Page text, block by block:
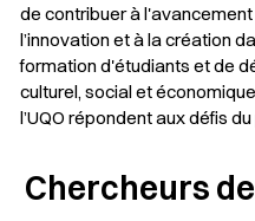
de contribuer à
l’innovation et à la création
formation d'étudiants et de
culturel, social et
l’UQO répondent aux défis
Chercheurs de